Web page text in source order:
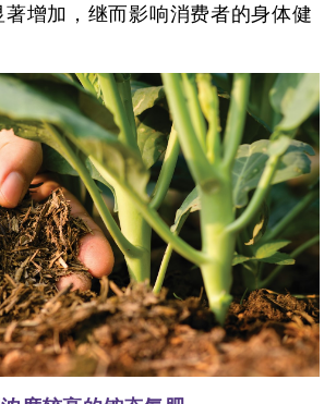
增加，继而影响消费者的身体健